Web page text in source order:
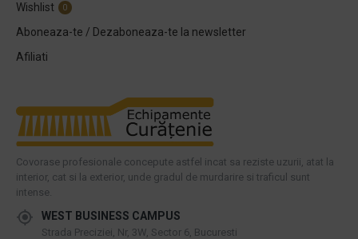
Wishlist
0
Aboneaza-te / Dezaboneaza-te la newsletter
Afiliati
Covorase profesionale concepute astfel incat sa reziste uzurii, atat la
interior, cat si la exterior, unde gradul de murdarire si traficul sunt
intense.
WEST BUSINESS CAMPUS
Strada Preciziei, Nr, 3W, Sector 6, Bucuresti